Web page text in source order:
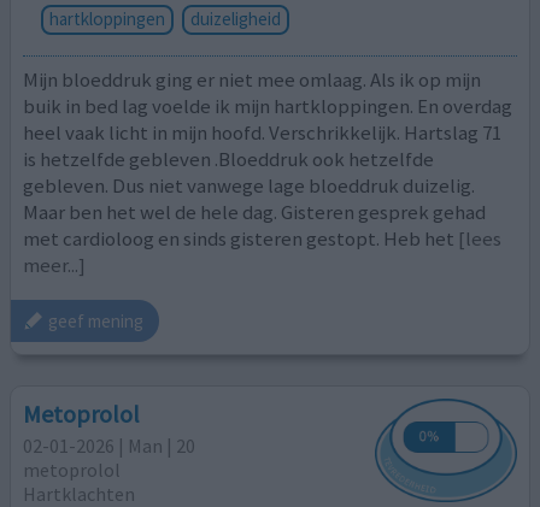
hartkloppingen
duizeligheid
Mijn bloeddruk ging er niet mee omlaag. Als ik op mijn
buik in bed lag voelde ik mijn hartkloppingen. En overdag
heel vaak licht in mijn hoofd. Verschrikkelijk. Hartslag 71
is hetzelfde gebleven .Bloeddruk ook hetzelfde
gebleven. Dus niet vanwege lage bloeddruk duizelig.
Maar ben het wel de hele dag. Gisteren gesprek gehad
met cardioloog en sinds gisteren gestopt. Heb het [lees
meer...]
geef mening
Metoprolol
02-01-2026 | Man | 20
metoprolol
Hartklachten